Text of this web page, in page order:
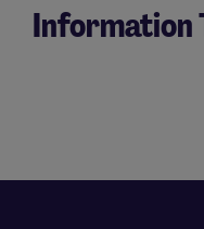
Information